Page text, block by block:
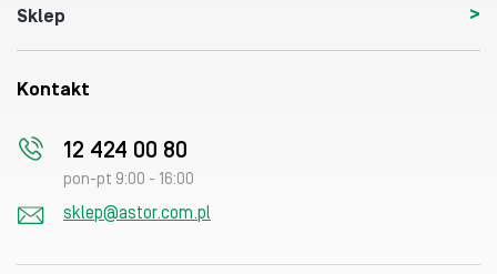
Sklep
Kontakt
12 424 00 80
pon-pt 9:00 - 16:00
sklep@astor.com.pl